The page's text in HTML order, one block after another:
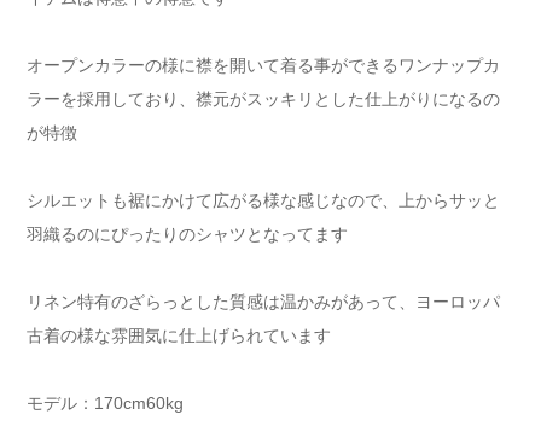
オープンカラーの様に襟を開いて着る事ができるワンナップカ
ラーを採用しており、襟元がスッキリとした仕上がりになるの
が特徴
シルエットも裾にかけて広がる様な感じなので、上からサッと
羽織るのにぴったりのシャツとなってます
リネン特有のざらっとした質感は温かみがあって、ヨーロッパ
古着の様な雰囲気に仕上げられています
モデル：170cm60kg